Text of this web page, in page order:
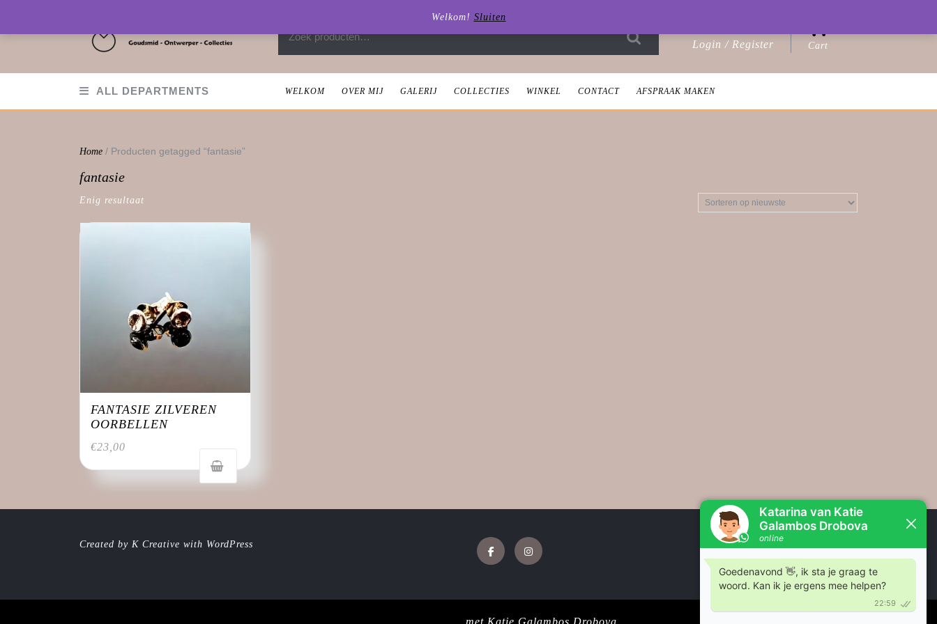
content
Login / Register
/
Cart
cart
ALL DEPARTMENTS WELKOM OVER MIJ GALERIJ COLLECTIES WINKEL CONTACT AFSPRAAK MAKEN
Home / Producten getagged “fantasie”
fantasie
Enig resultaat
FANTASIE ZILVEREN
OORBELLEN
€23,00
Created by K Creative with WordPress Facebook
met Katie Galambos Drobova
Welkom! Sluiten